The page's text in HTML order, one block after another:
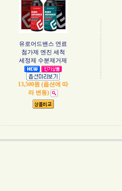
유로어드밴스 연료
첨가제 엔진 세척
세정제 수분제거제
13,500원 (옵션에 따
라 변동)